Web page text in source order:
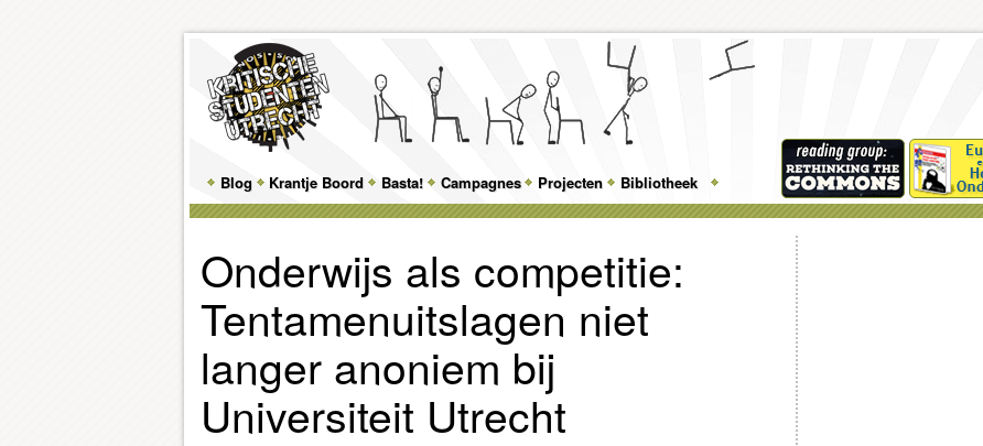
Main
menu
Skip
to
primary
Skip
to
secondary
Blog Krantje Boord Basta! Campagnes Projecten Bibliotheek
Top
Feature
Menu
Skip
to
primary
Skip
to
secondary
Onderwijs als competitie:
Tentamenuitslagen niet
langer anoniem bij
Universiteit Utrecht